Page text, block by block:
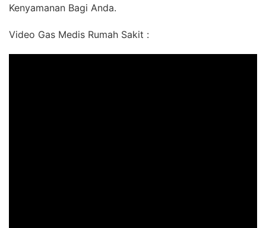
Kenyamanan Bagi Anda.
Video Gas Medis Rumah Sakit :